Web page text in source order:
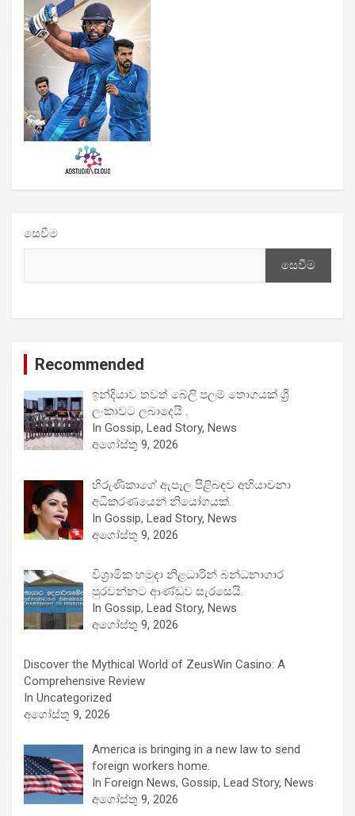
සෙවීම
සෙවීම
Recommended
ඉන්දියාව තවත් බේලි පලම් තොගයක් ශ්‍රී
ලංකාවට ලබාදෙයි .
In Gossip, Lead Story, News
අගෝස්තු 9, 2026
හිරුණිකාගේ ඇපෑල පිළිබඳව අභියාචනා
අධිකරණයෙන් නියෝගයක්.
In Gossip, Lead Story, News
අගෝස්තු 9, 2026
විශ්‍රාමික හමුදා නිළධාරින් බන්ධනාගාර
පුරවන්නට ආණ්ඩුව සැරසෙයි.
In Gossip, Lead Story, News
අගෝස්තු 9, 2026
Discover the Mythical World of ZeusWin Casino: A
Comprehensive Review
In Uncategorized
අගෝස්තු 9, 2026
America is bringing in a new law to send
foreign workers home.
In Foreign News, Gossip, Lead Story, News
අගෝස්තු 9, 2026